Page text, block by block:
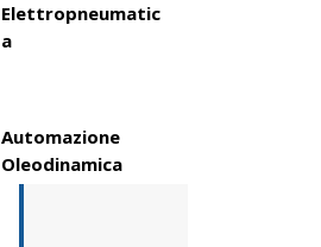
Elettropneumatic
a
Automazione
Oleodinamica